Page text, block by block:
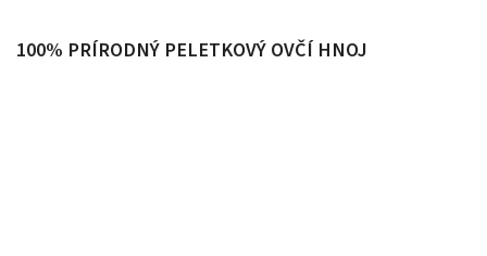
100% PRÍRODNÝ PELETKOVÝ OVČÍ HNOJ